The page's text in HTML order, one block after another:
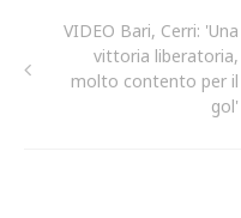
VIDEO Bari, Cerri: 'Una
vittoria liberatoria,
molto contento per il
gol'